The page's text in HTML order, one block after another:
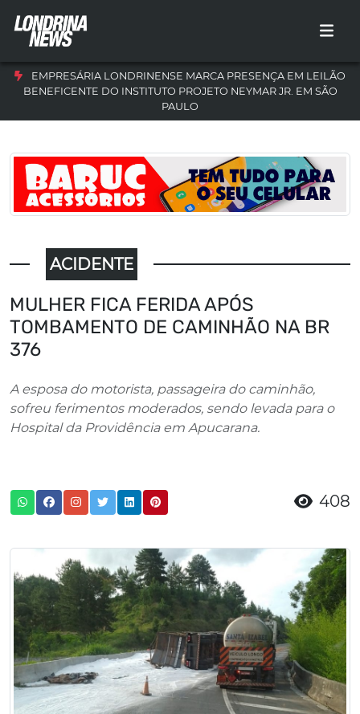
EMPRESÁRIA LONDRINENSE MARCA PRESENÇA EM LEILÃO
BENEFICENTE DO INSTITUTO PROJETO NEYMAR JR. EM SÃO
PAULO
ACIDENTE
MULHER FICA FERIDA APÓS
TOMBAMENTO DE CAMINHÃO NA BR
376
A esposa do motorista, passageira do caminhão,
sofreu ferimentos moderados, sendo levada para o
Hospital da Providência em Apucarana.
408